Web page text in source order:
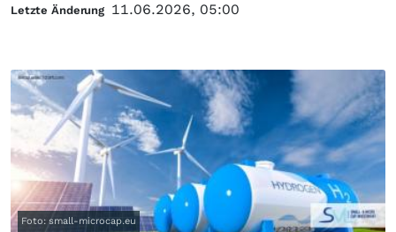
Foto: small-microcap.eu
Letzte Änderung 11.06.2026, 05:00